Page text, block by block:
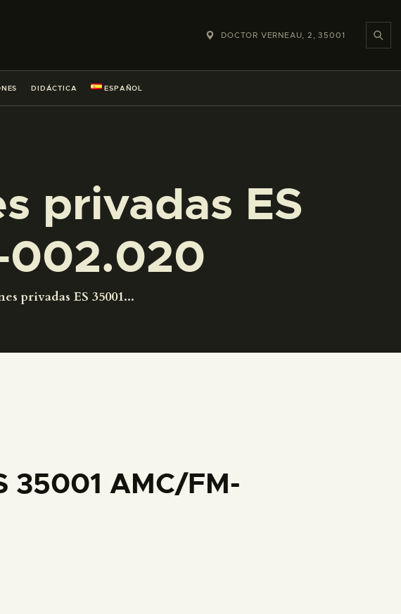
DOCTOR VERNEAU, 2, 35001
DIDÁCTICA ESPAÑOL
privadas ES
002.020
privadas ES 35001...
35001 AMC/FM-